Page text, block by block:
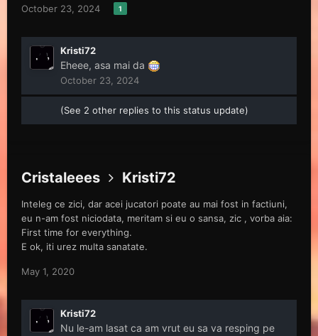
October 23, 2024 1
Kristi72
Eheee, asa mai da
October 23, 2024
(See 2 other replies to this status update)
Cristaleees Kristi72
Inteleg ce zici, dar acei jucatori poate au mai fost in factiuni,
eu n-am fost niciodata, meritam si eu o sansa, zic , vorba aia:
First time for everything.
E ok, iti urez multa sanatate.
May 1, 2020
Kristi72
Nu le-am lasat ca am vrut eu sa va resping pe